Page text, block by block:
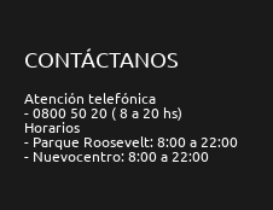
CONTÁCTANOS
Atención telefónica
- 0800 50 20 ( 8 a 20 hs)
Horarios
- Parque Roosevelt: 8:00 a 22:00
- Nuevocentro: 8:00 a 22:00